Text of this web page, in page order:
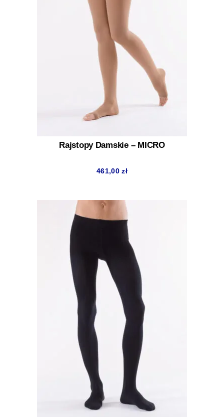
Rajstopy Damskie – MICRO
461,00zł